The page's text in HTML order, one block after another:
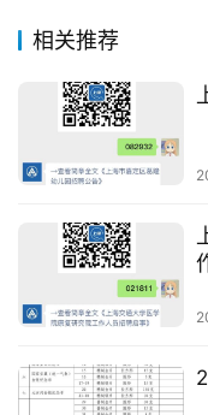
相关推荐